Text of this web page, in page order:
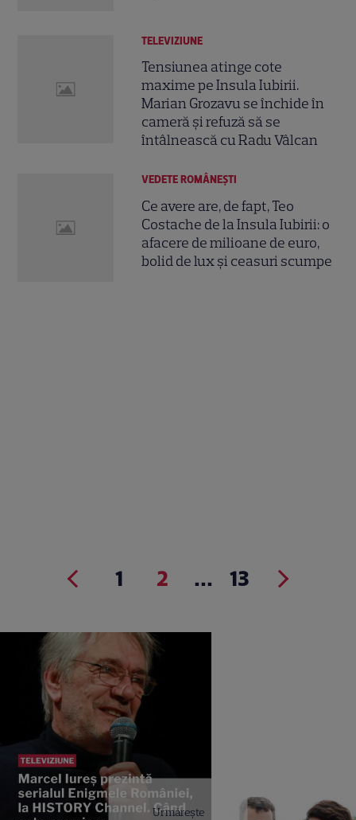
TELEVIZIUNE
Tensiunea atinge cote
maxime pe Insula Iubirii.
Marian Grozavu se închide în
cameră și refuză să se
întâlnească cu Radu Vâlcan
VEDETE ROMÂNEŞTI
Ce avere are, de fapt, Teo
Costache de la Insula Iubirii: o
afacere de milioane de euro,
bolid de lux și ceasuri scumpe
1 2 ... 13
Urmărește